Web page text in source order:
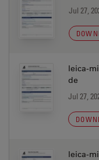
Jul 27,
leica-
de
Jul 27,
leica-